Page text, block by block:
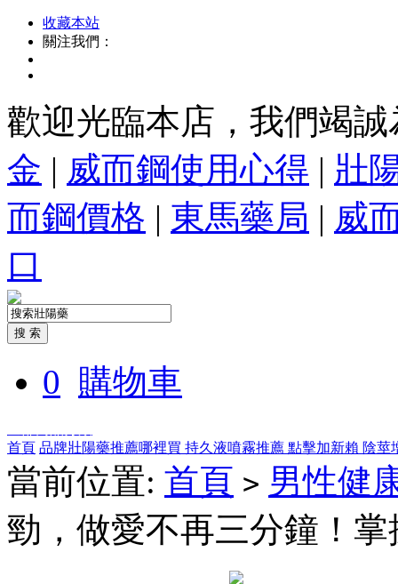
收藏本站
關注我們：
歡迎光臨本店，我們竭
金 | 威而鋼使用心得 | 壯
而鋼價格 | 東馬藥局 | 威
口
0 購物車
首頁 品牌壯陽藥推薦哪裡買 持久液噴霧推薦 點擊加新賴 陰莖
當前位置: 首頁 > 男性健
勁，做愛不再三分鐘！